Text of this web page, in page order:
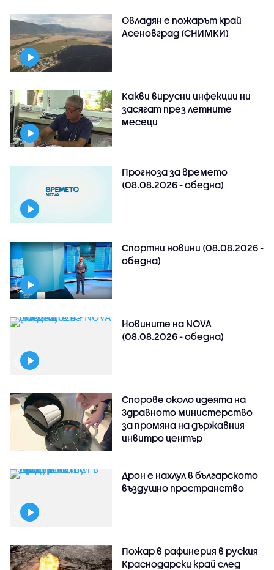
Овладян е пожарът край
Асеновград (СНИМКИ)
Какви вирусни инфекции ни
засягат през летните
месеци
Прогноза за времето
(08.08.2026 - обедна)
Спортни новини (08.08.2026 -
обедна)
Новините на NOVA
(08.08.2026 - обедна)
Спорове около идеята на
Здравното министерство
за промяна на държавния
инвитро център
Дрон е нахлул в българското
въздушно пространство
Пожар в рафинерия в руския
Краснодарски край след